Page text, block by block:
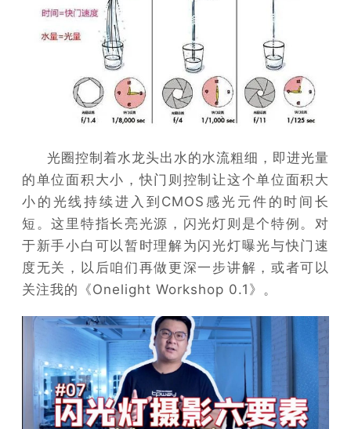
光圈控制着水龙头出水的水流粗细，即进光量
的单位面积大小，快门则控制让这个单位面积大
小的光线持续进入到CMOS感光元件的时间长
短。这里特指长亮光源，闪光灯则是个特例。对
于新手小白可以暂时理解为闪光灯曝光与快门速
度无关，以后咱们再做更深一步讲解，或者可以
关注我的《Onelight Workshop 0.1》。